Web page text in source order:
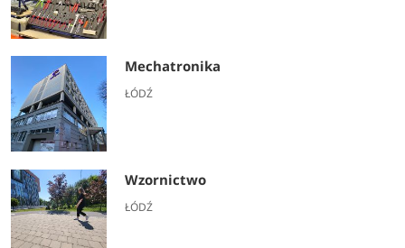
Mechatronika
ŁÓDŹ
Wzornictwo
ŁÓDŹ